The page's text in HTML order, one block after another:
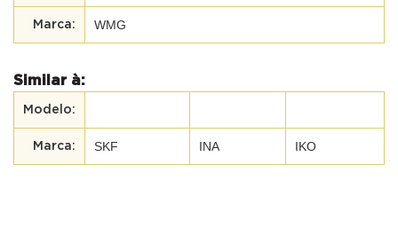
WMG
Similar à:
SKF INA IKO